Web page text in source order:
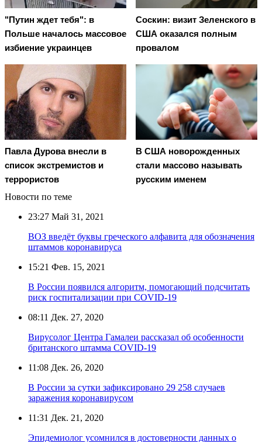
"Путин ждет тебя": в
Польше началось массовое
избиение украинцев
Соскин: визит Зеленского в
США оказался полным
провалом
Павла Дурова внесли в
список экстремистов и
террористов
В США новорожденных
стали массово называть
русским именем
Новости по теме
23:27 Май 31, 2021
ВОЗ введёт буквы греческого алфавита для обозначения
штаммов коронавируса
15:21 Фев. 15, 2021
В России появился алгоритм, помогающий подсчитать
риск госпитализации при COVID-19
08:11 Дек. 27, 2020
Вирусолог Центра Гамалеи рассказал об особенности
британского штамма COVID-19
11:08 Дек. 26, 2020
В России за сутки зафиксировано 29 258 случаев
заражения коронавирусом
11:31 Дек. 21, 2020
Эпидемиолог усомнился в достоверности данных о